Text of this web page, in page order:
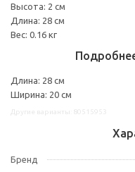
Высота: 2 см
Длина: 28 см
Вес: 0.16 кг
Длина: 28 см
Ширина: 20 см
Бренд